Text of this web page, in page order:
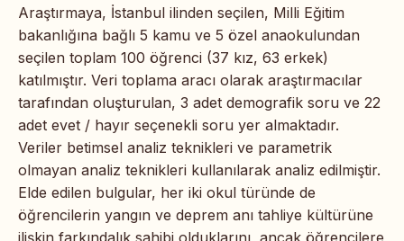
Araştırmaya, İstanbul ilinden seçilen, Milli Eğitim
bakanlığına bağlı 5 kamu ve 5 özel anaokulundan
seçilen toplam 100 öğrenci (37 kız, 63 erkek)
katılmıştır. Veri toplama aracı olarak araştırmacılar
tarafından oluşturulan, 3 adet demografik soru ve 22
adet evet / hayır seçenekli soru yer almaktadır.
Veriler betimsel analiz teknikleri ve parametrik
olmayan analiz teknikleri kullanılarak analiz edilmiştir.
Elde edilen bulgular, her iki okul türünde de
öğrencilerin yangın ve deprem anı tahliye kültürüne
ilişkin farkındalık sahibi olduklarını, ancak öğrencilere